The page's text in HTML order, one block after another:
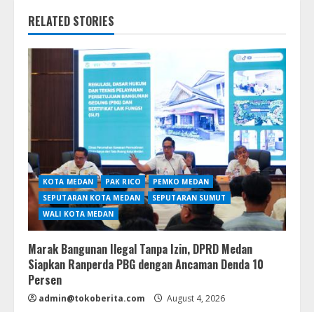
RELATED STORIES
KOTA MEDAN PAK RICO
PEMKO MEDAN
SEPUTARAN KOTA MEDAN
SEPUTARAN SUMUT
WALI KOTA MEDAN
Marak Bangunan Ilegal Tanpa Izin, DPRD Medan
Siapkan Ranperda PBG dengan Ancaman Denda 10
Persen
admin@tokoberita.com August 4, 2026